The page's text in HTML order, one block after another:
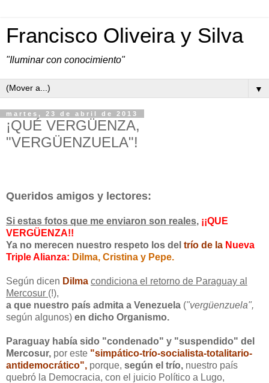
Francisco Oliveira y Silva
"Iluminar con conocimiento"
▼
martes, 23 de abril de 2013
¡QUÉ VERGÜENZA,
"VERGÜENZUELA"!
Queridos amigos y lectores:
Si estas fotos que me enviaron son reales, ¡¡QUE
VERGÜENZA!!
Ya no merecen nuestro respeto los del trío de la Nueva
Triple Alianza: Dilma, Cristina y Pepe.
Según dicen Dilma condiciona el retorno de Paraguay al
Mercosur (!),
a que nuestro país admita a Venezuela ("vergüenzuela",
según algunos) en dicho Organismo.
Paraguay había sido "condenado" y "suspendido" del
Mercosur, por este "simpático-trío-socialista-totalitario-
antidemocrático", porque, según el trío, nuestro país
quebró la Democracia, con el juicio Político a Lugo,